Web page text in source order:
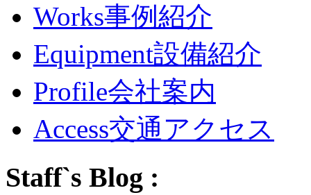
Works事例紹介
Equipment設備紹介
Profile会社案内
Access交通アクセス
Staff`s Blog :